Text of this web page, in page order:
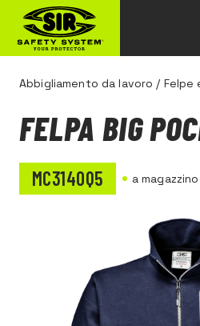
Abbigliamento da lavoro / Felpe
FELPA BIG
MC3140Q5 a magazzino